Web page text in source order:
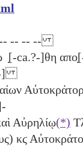
-- -- -- --
ca.?-]θη απο̣[-
]
Αὐρηλίῳ(*)
κϛ